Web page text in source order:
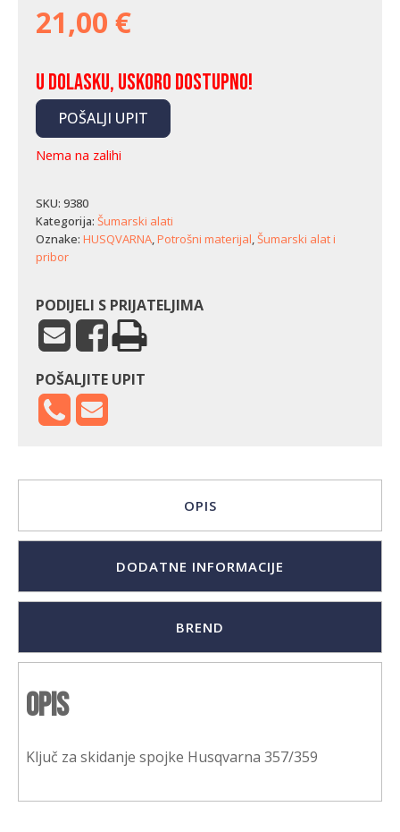
21,00 €
U dolasku, uskoro dostupno!
POŠALJI UPIT
Nema na zalihi
SKU: 9380
Kategorija: Šumarski alati
Oznake: HUSQVARNA,Potrošni materijal,Šumarski alat i
pribor
PODIJELI S PRIJATELJIMA
POŠALJITE UPIT
OPIS
DODATNE INFORMACIJE
BREND
Opis
Ključ za skidanje spojke Husqvarna 357/359